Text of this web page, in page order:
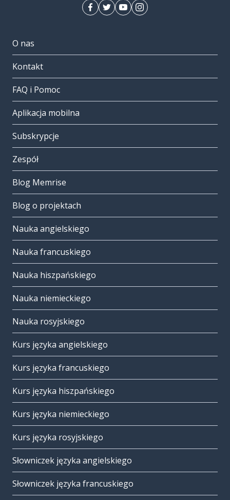
O nas
Kontakt
FAQ i Pomoc
Aplikacja mobilna
Subskrypcje
Zespół
Blog Memrise
Blog o projektach
Nauka angielskiego
Nauka francuskiego
Nauka hiszpańskiego
Nauka niemieckiego
Nauka rosyjskiego
Kurs języka angielskiego
Kurs języka francuskiego
Kurs języka hiszpańskiego
Kurs języka niemieckiego
Kurs języka rosyjskiego
Słowniczek języka angielskiego
Słowniczek języka francuskiego